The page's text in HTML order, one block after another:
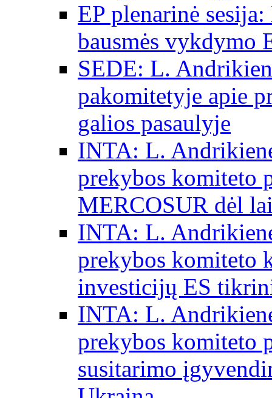
EP plenarinė
bausmės vykdymo
SEDE: L.
pakomitetyje apie
galios pasaulyje
INTA: L.
prekybos komiteto
MERCOSUR dėl
INTA: L.
prekybos komiteto
investicijų ES
INTA: L.
prekybos komiteto
susitarimo